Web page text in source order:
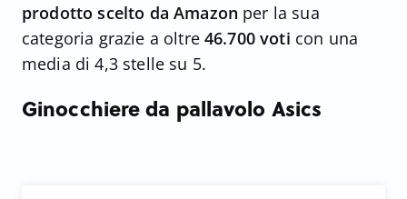
prodotto scelto da Amazon per la sua
categoria grazie a oltre46.700 voti con una
media di 4,3 stelle su 5.
Ginocchiere da pallavolo Asics